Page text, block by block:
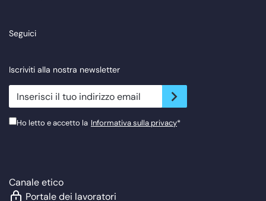
Seguici
Iscriviti alla nostra newsletter
newsletter.suscribe
Ho letto e accetto la Informativa sulla privacy*
Canale etico
Portale dei lavoratori